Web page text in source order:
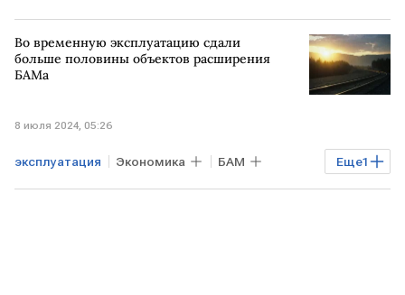
Во временную эксплуатацию сдали
больше половины объектов расширения
БАМа
8 июля 2024, 05:26
Еще1
эксплуатация Экономика БАМ
объекты